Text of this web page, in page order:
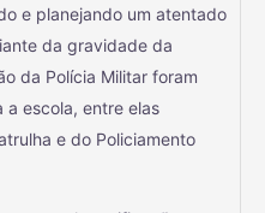
e planejando um atentado
da gravidade da
da Polícia Militar foram
a escola, entre elas
e do Policiamento